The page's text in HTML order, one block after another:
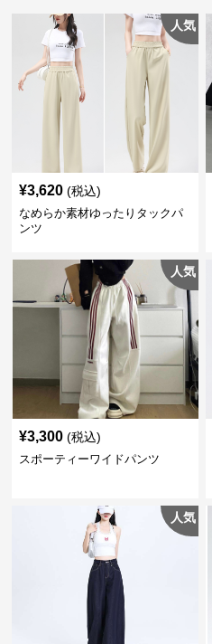
人気
¥3,620 (税込)
なめらか素材ゆったりタックパ
ンツ
人気
¥3,300 (税込)
スポーティーワイドパンツ
人気